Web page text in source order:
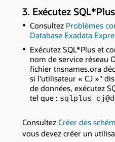
3. Exécutez SQL*Plus
Consultez Problèmes
Database Exadata
Exécutez SQL*Plus et
nom de service réseau
fichier tnsnames.ora
si l'utilisateur « CJ »''
de données, exécutez
tel que : sqlplus
Consultez Créer des
vous devez créer un